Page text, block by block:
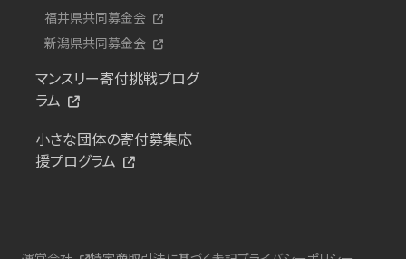
福井県共同募金会
新潟県共同募金会
マンスリー寄付挑戦プログ
ラム
小さな団体の寄付募集応
援プログラム